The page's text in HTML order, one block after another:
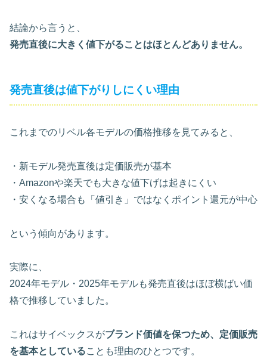
結論から言うと、
発売直後に大きく値下がることはほとんどありません。
発売直後は値下がりしにくい理由
これまでのリベル各モデルの価格推移を見てみると、
・新モデル発売直後は定価販売が基本
・Amazonや楽天でも大きな値下げは起きにくい
・安くなる場合も「値引き」ではなくポイント還元が中心
という傾向があります。
実際に、
2024年モデル・2025年モデルも発売直後はほぼ横ばい価
格で推移していました。
これはサイベックスがブランド価値を保つため、定価販売
を基本としていることも理由のひとつです。